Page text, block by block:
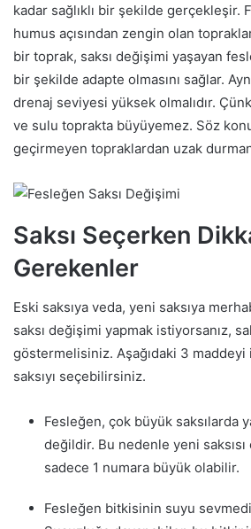
kadar sağlıklı bir şekilde gerçekleşir.
humus açısından zengin olan
bir toprak, saksı değişimi yaşayan
bir şekilde adapte olmasını sağlar.
drenaj seviyesi yüksek olmalıdır.
ve sulu toprakta büyüyemez. Söz
geçirmeyen topraklardan uzak
Saksı Seçerken
Gerekenler
Eski saksıya veda, yeni saksıya
saksı değişimi yapmak istiyorsanız,
göstermelisiniz. Aşağıdaki 3
saksıyı seçebilirsiniz.
Fesleğen, çok büyük saksılarda
değildir. Bu nedenle yeni saksısı
sadece 1 numara büyük olabilir.
Fesleğen bitkisinin suyu